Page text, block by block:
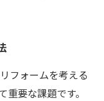
フォームを考える
要な課題です。